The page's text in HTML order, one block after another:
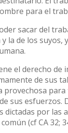
para el
sacar del
la de los suyos,
el derecho de
de sus
provechosa
sus esfuerzos.
dictadas por las
(cf CA 32;